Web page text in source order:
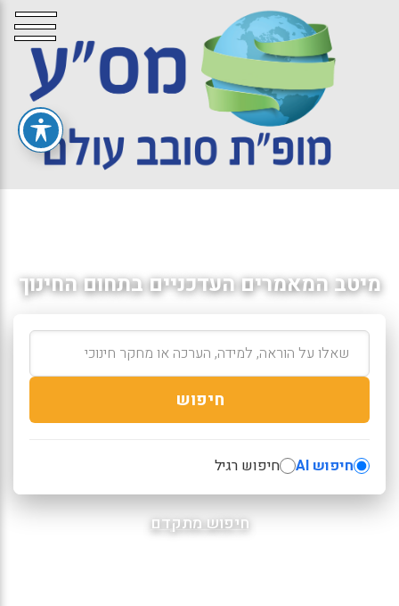
מיטב המאמרים העדכניים בתחום החינוך
חיפוש
חיפוש AI חיפוש רגיל
חיפוש מתקדם